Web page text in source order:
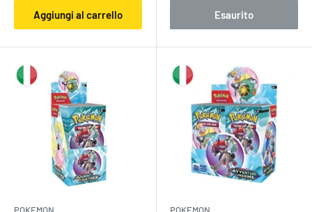
Aggiungi al carrello Esaurito